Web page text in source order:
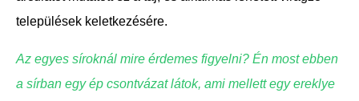
települések keletkezésére.
Az egyes síroknál mire érdemes figyelni? Én most ebben
a sírban egy ép csontvázat látok, ami mellett egy ereklye